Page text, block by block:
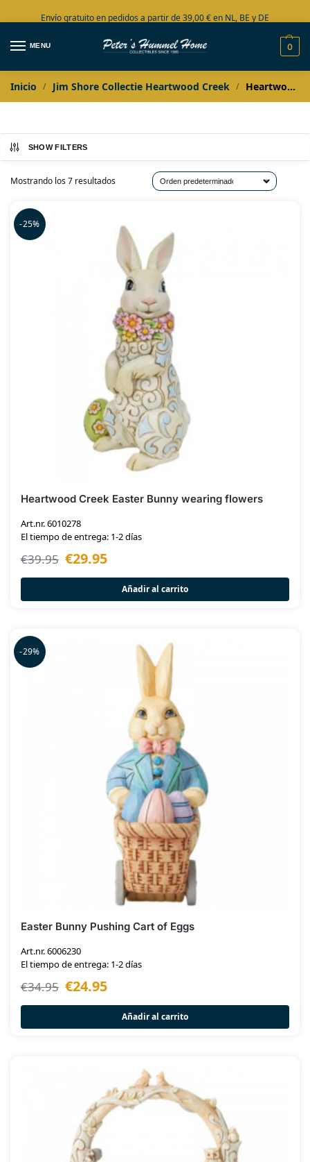
Envío gratuito en pedidos a partir de 39,00 € en NL, BE y DE
Amplia colección en stock
MENU 0
Inicio / Jim Shore Collectie Heartwood Creek / Heartwood Creek Voorjaarscollectie
SHOW FILTERS
Mostrando los 7 resultados
-25%
Heartwood Creek Easter Bunny wearing flowers
Art.nr. 6010278
El tiempo de entrega: 1-2 días
€39.95 €29.95
Añadir al carrito
-29%
Easter Bunny Pushing Cart of Eggs
Art.nr. 6006230
El tiempo de entrega: 1-2 días
€34.95 €24.95
Añadir al carrito